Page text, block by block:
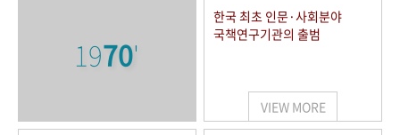
키워드로 보는 연구 역사
연구자들
사진 아카이브 문서 기록물 행정박물 영상 기록물
1970'
한국 최초 인문·사회분야
국책연구기관의 출범
VIEW MORE